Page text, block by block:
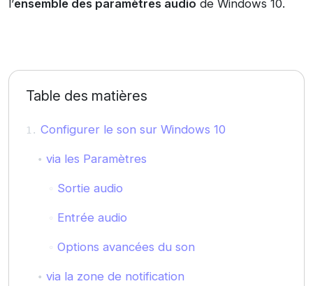
l’ensemble des paramètres audio de Windows 10.
Table des matières
Configurer le son sur Windows 10
via les Paramètres
Sortie audio
Entrée audio
Options avancées du son
via la zone de notification